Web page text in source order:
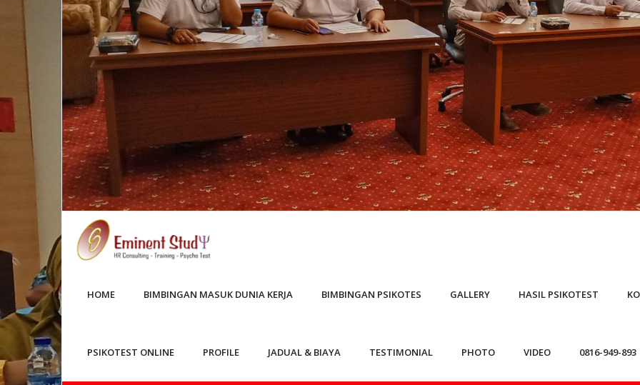
HOME BIMBINGAN MASUK DUNIA KERJA BIMBINGAN PSIKOTES GALLERY HASIL PSIKOTEST
PSIKOTEST ONLINE PROFILE JADUAL & BIAYA TESTIMONIAL PHOTO VIDEO 0816-949-893